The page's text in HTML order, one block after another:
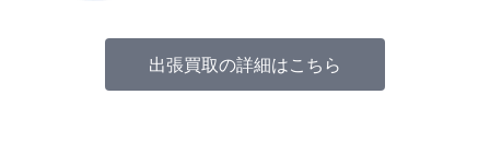
出張買取の詳細はこちら